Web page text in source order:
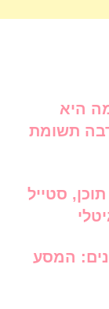
חוגגת 35: למה היא
תשומת
סטייל
המסע